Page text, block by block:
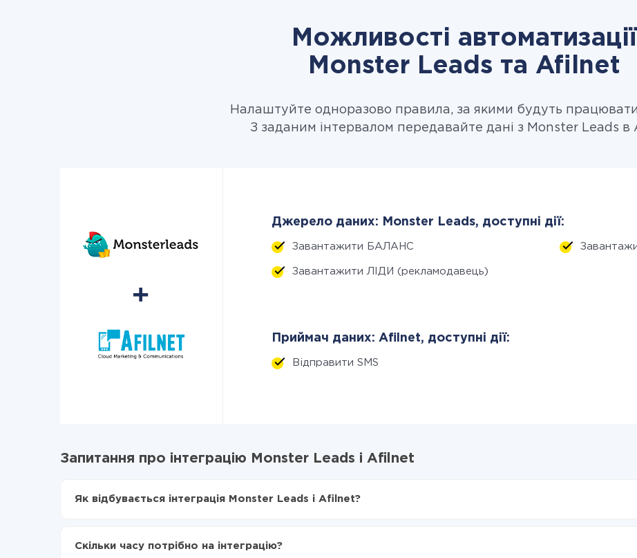
Можливості автоматизації
Monster Leads та Afilnet
Налаштуйте одноразово правила, за якими будуть
З заданим інтервалом передавайте дані з Monster Leads в
Джерело даних: Monster Leads, доступні дії:
Завантажити БАЛАНС
Завантажити ЛІДИ (рекламодавець)
Приймач даних: Afilnet, доступні дії:
Відправити SMS
Запитання про інтеграцію Monster Leads і Afilnet
Як відбувається інтеграція Monster Leads і Afilnet?
Включаєте автооновлення
Скільки часу потрібно на інтеграцію?